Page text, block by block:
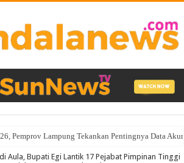
Pemprov Lampung Tekankan Pentingnya Data
Aula, Bupati Egi Lantik 17 Pejabat Pimpinan Tinggi